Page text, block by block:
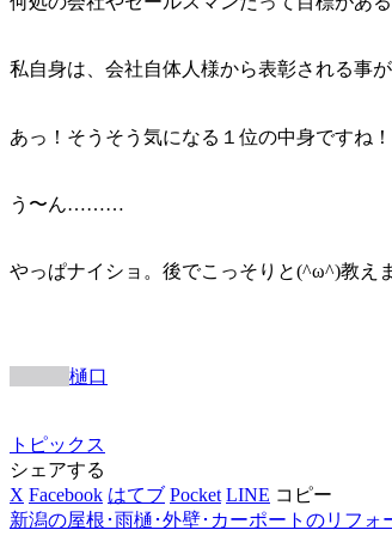
私自身は、会社自体人様から表彰される事
あっ！そうそう気になる１位の中身ですね！
う〜ん………
やっぱナイショ。後でこっそりと(^ω^)教え
樋口
トピックス
シェアする
X Facebook はてブ Pocket LINE コピー
新潟の屋根･雨樋･外壁･カーポートのリフォ